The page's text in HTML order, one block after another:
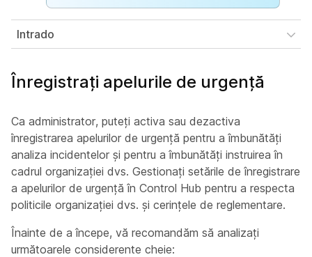
Intrado
Înregistrați apelurile de urgență
Ca administrator, puteți activa sau dezactiva
înregistrarea apelurilor de urgență pentru a îmbunătăți
analiza incidentelor și pentru a îmbunătăți instruirea în
cadrul organizației dvs. Gestionați setările de înregistrare
a apelurilor de urgență în Control Hub pentru a respecta
politicile organizației dvs. și cerințele de reglementare.
Înainte de a începe, vă recomandăm să analizați
următoarele considerente cheie: